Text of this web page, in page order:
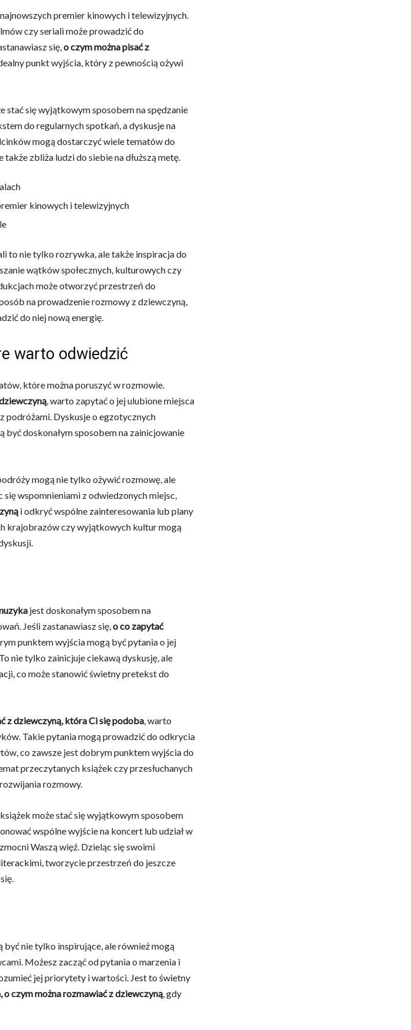
premier kinowych i telewizyjnych.
czy seriali może prowadzić do
się,o czym można pisać z
punkt wyjścia, który z pewnością ożywi
stać się wyjątkowym sposobem na spędzanie
do regularnych spotkań, a dyskusje na
mogą dostarczyć wiele tematów do
zbliża ludzi do siebie na dłuższą metę.
kinowych i telewizyjnych
to nie tylko rozrywka, ale także inspiracja do
wątków społecznych, kulturowych czy
może otworzyć przestrzeń do
na prowadzenie rozmowy z dziewczyną,
do niej nową energię.
warto odwiedzić
które można poruszyć w rozmowie.
, warto zapytać o jej ulubione miejsca
podróżami. Dyskusje o egzotycznych
doskonałym sposobem na zainicjowanie
mogą nie tylko ożywić rozmowę, ale
wspomnieniami z odwiedzonych miejsc,
i odkryć wspólne zainteresowania lub plany
krajobrazów czy wyjątkowych kultur mogą
jest doskonałym sposobem na
Jeśli zastanawiasz się,o co zapytać
punktem wyjścia mogą być pytania o jej
nie tylko zainicjuje ciekawą dyskusję, ale
co może stanowić świetny pretekst do
z dziewczyną, która Ci się podoba, warto
Takie pytania mogą prowadzić do odkrycia
co zawsze jest dobrym punktem wyjścia do
przeczytanych książek czy przesłuchanych
rozmowy.
może stać się wyjątkowym sposobem
wspólne wyjście na koncert lub udział w
Waszą więź. Dzieląc się swoimi
tworzycie przestrzeń do jeszcze
być nie tylko inspirujące, ale również mogą
Możesz zacząć od pytania o marzenia i
jej priorytety i wartości. Jest to świetny
o czym można rozmawiać z dziewczyną, gdy